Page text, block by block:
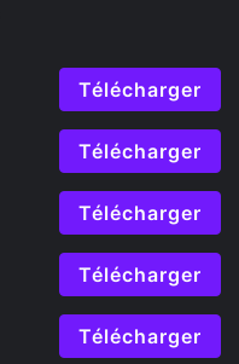
Télécharger
Télécharger
Télécharger
Télécharger
Télécharger